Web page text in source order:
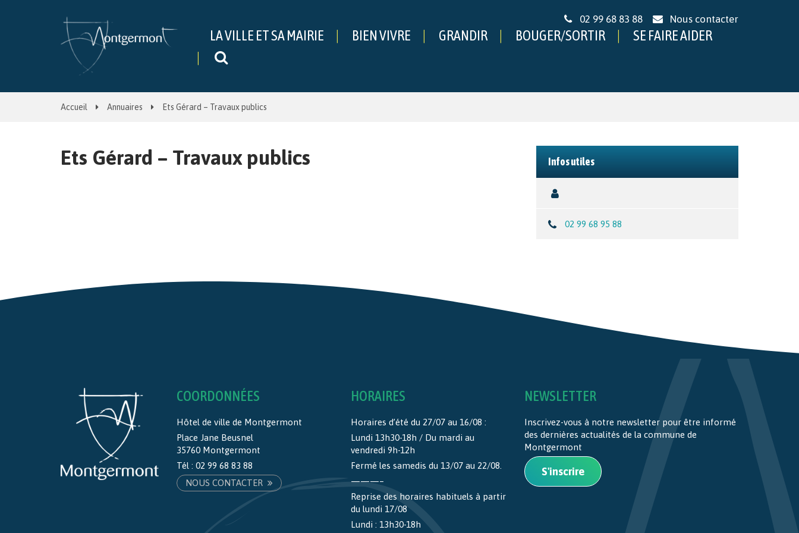
02 99 68 83 88 Nous contacter
LA VILLE ET SA MAIRIE BIEN VIVRE GRANDIR BOUGER/SORTIR
SE FAIRE AIDER
Accueil Annuaires Ets Gérard – Travaux publics
Ets Gérard – Travaux publics Infos utiles
02 99 68 95 88
COORDONNÉES
Hôtel de ville de Montgermont
Place Jane Beusnel
35760 Montgermont
Tél : 02 99 68 83 88
NOUS CONTACTER
HORAIRES
Horaires d’été du 27/07 au 16/08 :
Lundi 13h30-18h / Du mardi au
vendredi 9h-12h
Fermé les samedis du 13/07 au 22/08.
———–
Reprise des horaires habituels à partir
du lundi 17/08
Lundi : 13h30-18h
NEWSLETTER
Inscrivez-vous à notre newsletter pour être informé
des dernières actualités de la commune de
Montgermont
S'inscrire